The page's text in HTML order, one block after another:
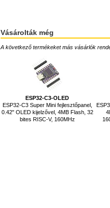
Vásárolták még
A következő termékeket más vásárlók
ESP32-C3-OLED
ESP32-C3 Super Mini fejlesztőpanel,
0.42" OLED kijelzővel, 4MB Flash, 32
bites RISC-V, 160MHz